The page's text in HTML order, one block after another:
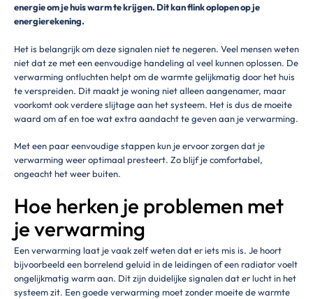
energie om je huis warm te krijgen. Dit kan flink oplopen op je
energierekening.
Het is belangrijk om deze signalen niet te negeren. Veel mensen weten
niet dat ze met een eenvoudige handeling al veel kunnen oplossen. De
verwarming ontluchten helpt om de warmte gelijkmatig door het huis
te verspreiden. Dit maakt je woning niet alleen aangenamer, maar
voorkomt ook verdere slijtage aan het systeem. Het is dus de moeite
waard om af en toe wat extra aandacht te geven aan je verwarming.
Met een paar eenvoudige stappen kun je ervoor zorgen dat je
verwarming weer optimaal presteert. Zo blijf je comfortabel,
ongeacht het weer buiten.
Hoe herken je problemen met
je verwarming
Een verwarming laat je vaak zelf weten dat er iets mis is. Je hoort
bijvoorbeeld een borrelend geluid in de leidingen of een radiator voelt
ongelijkmatig warm aan. Dit zijn duidelijke signalen dat er lucht in het
systeem zit. Een goede verwarming moet zonder moeite de warmte